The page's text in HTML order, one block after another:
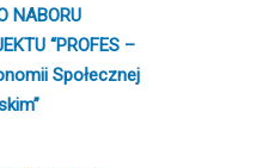
NABORU
“PROFES –
Społecznej